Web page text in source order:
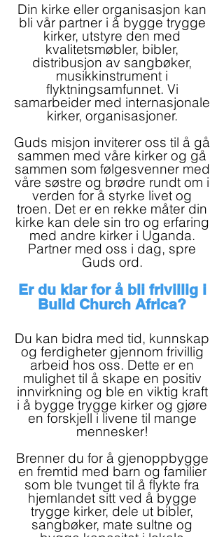
Din kirke eller organisasjon kan
bli vår partner i å bygge trygge
kirker, utstyre den med
kvalitetsmøbler, bibler,
distribusjon av sangbøker,
musikkinstrument i
flyktningsamfunnet. Vi
samarbeider med internasjonale
kirker, organisasjoner.
Guds misjon inviterer oss til å gå
sammen med våre kirker og gå
sammen som følgesvenner med
våre søstre og brødre rundt om i
verden for å styrke livet og
troen. Det er en rekke måter din
kirke kan dele sin tro og erfaring
med andre kirker i Uganda.
Partner med oss i dag, spre
Guds ord.
Er du klar for å bli frivillig i
Build Church Africa?
Du kan bidra med tid, kunnskap
og ferdigheter gjennom frivillig
arbeid hos oss. Dette er en
mulighet til å skape en positiv
innvirkning og ble en viktig kraft
i å bygge trygge kirker og gjøre
en forskjell i livene til mange
mennesker!
Brenner du for å gjenoppbygge
en fremtid med barn og familier
som ble tvunget til å flykte fra
hjemlandet sitt ved å bygge
trygge kirker, dele ut bibler,
sangbøker, mate sultne og